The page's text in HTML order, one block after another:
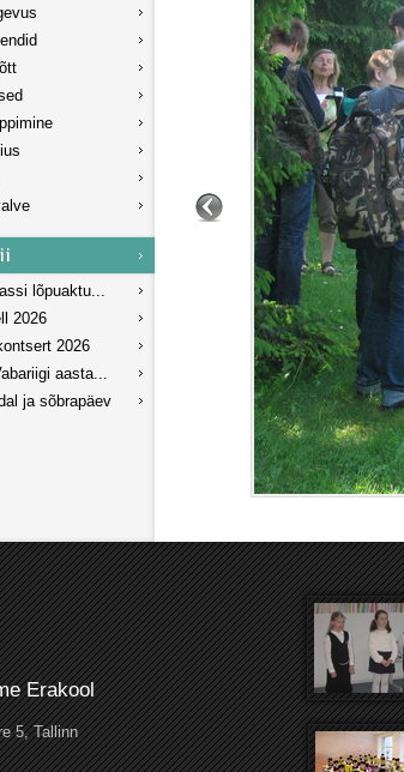
lõpuaktu...
2026
2026
aasta...
ja sõbrapäev
Erakool
5, Tallinn